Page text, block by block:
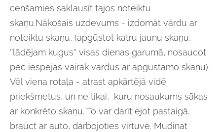
cenšamies saklausīt tajos noteiktu
skaņu.Nākošais uzdevums - izdomāt vārdu ar
noteiktu skaņu, (apgūstot katru jaunu skaņu,
''lādējam kuģus'' visas dienas garumā, nosaucot
pēc iespējas vairāk vārdus ar apgūstamo skaņu).
Vēl viena rotaļa - atrast apkārtējā vidē
priekšmetus, un ne tikai, kuru nosaukums sākas
ar konkrēto skaņu. To var darīt ejot pastaigā,
brauct ar auto, darbojoties virtuvē. Mudināt